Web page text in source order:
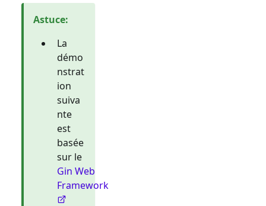
Astuce:
La
démo
nstrat
ion
suiva
nte
est
basée
sur le
Gin Web
Framework